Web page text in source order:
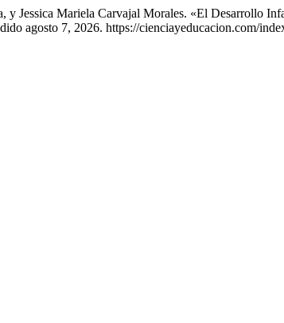
Jessica Mariela Carvajal Morales. «El Desarrollo
agosto 7, 2026. https://cienciayeducacion.com/